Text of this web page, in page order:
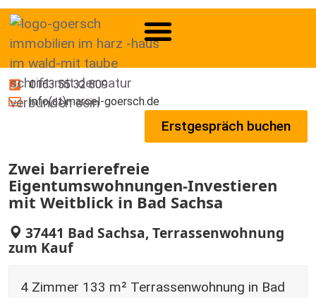
0163 55 32 809
info(at)marcel-goersch.de
Erstgespräch buchen
Zwei barrierefreie
Eigentumswohnungen-Investieren
mit Weitblick in Bad Sachsa
37441 Bad Sachsa, Terrassenwohnung
zum Kauf
4 Zimmer 133 m² Terrassenwohnung in Bad